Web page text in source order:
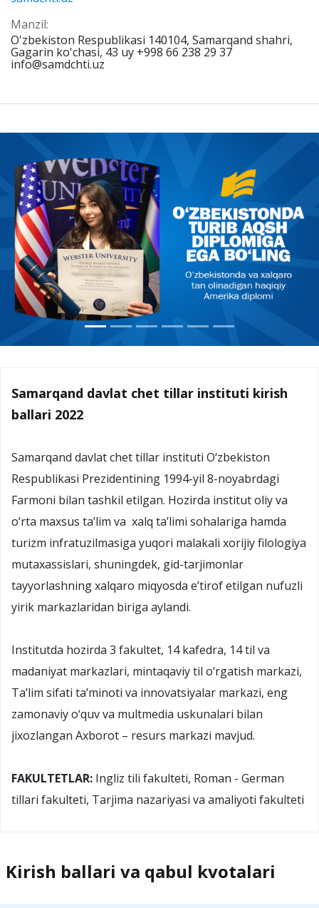
Manzil:
O'zbekiston Respublikasi 140104, Samarqand shahri,
Gagarin ko'chasi, 43 uy +998 66 238 29 37
info@samdchti.uz
Samarqand davlat chet tillar instituti kirish
ballari 2022
Samarqand davlat chet tillar instituti O‘zbekiston
Respublikasi Prezidentining 1994-yil 8-noyabrdagi
Farmoni bilan tashkil etilgan. Hozirda institut oliy va
o‘rta maxsus ta’lim va xalq ta’limi sohalariga hamda
turizm infratuzilmasiga yuqori malakali xorijiy filologiya
mutaxassislari, shuningdek, gid-tarjimonlar
tayyorlashning xalqaro miqyosda e’tirof etilgan nufuzli
yirik markazlaridan biriga aylandi.
Institutda hozirda 3 fakultet, 14 kafedra, 14 til va
madaniyat markazlari, mintaqaviy til o‘rgatish markazi,
Ta’lim sifati ta’minoti va innovatsiyalar markazi, eng
zamonaviy o‘quv va multmedia uskunalari bilan
jixozlangan Axborot – resurs markazi mavjud.
FAKULTETLAR: Ingliz tili fakulteti, Roman - German
tillari fakulteti, Tarjima nazariyasi va amaliyoti fakulteti
Kirish ballari va qabul kvotalari